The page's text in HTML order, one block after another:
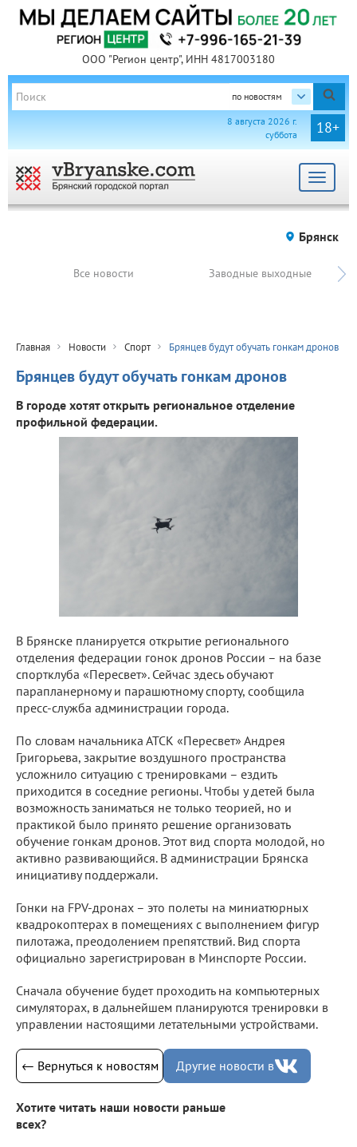
ООО "Регион центр", ИНН 4817003180
по новостям
18+
8 августа 2026 г.
суббота
Toggle
Брянск
Все новости Заводные выходные
Главная Новости Спорт Брянцев будут обучать гонкам дронов
Брянцев будут обучать гонкам дронов
В городе хотят открыть региональное отделение
профильной федерации.
В Брянске планируется открытие регионального
отделения федерации гонок дронов России – на базе
спортклуба «Пересвет». Сейчас здесь обучают
парапланерному и парашютному спорту, сообщила
пресс-служба администрации города.
По словам начальника АТСК «Пересвет» Андрея
Григорьева, закрытие воздушного пространства
усложнило ситуацию с тренировками – ездить
приходится в соседние регионы. Чтобы у детей была
возможность заниматься не только теорией, но и
практикой было принято решение организовать
обучение гонкам дронов. Этот вид спорта молодой, но
активно развивающийся. В администрации Брянска
инициативу поддержали.
Гонки на FPV-дронах – это полеты на миниатюрных
квадрокоптерах в помещениях с выполнением фигур
пилотажа, преодолением препятствий. Вид спорта
официально зарегистрирован в Минспорте России.
Сначала обучение будет проходить на компьютерных
симуляторах, в дальнейшем планируются тренировки в
управлении настоящими летательными устройствами.
← Вернуться к новостям Другие новости в
Хотите читать наши новости раньше
всех?